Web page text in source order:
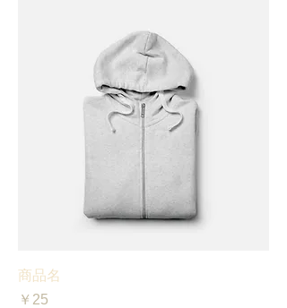
商品名
価格
￥25